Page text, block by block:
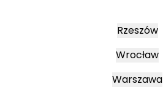
Rzeszów
Wrocław
Warszawa